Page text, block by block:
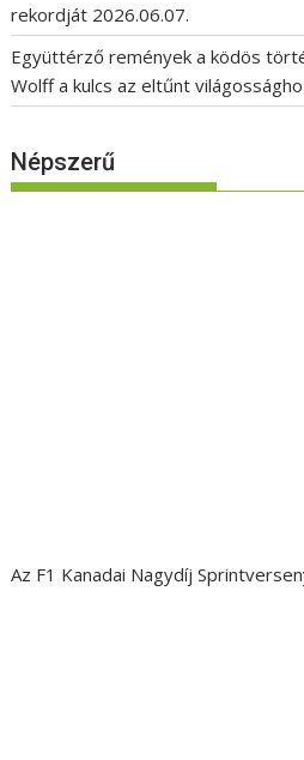
rekordját 2026.06.07.
Együttérző remények a ködös
Wolff a kulcs az eltűnt
Népszerű
Az F1 Kanadai Nagydíj